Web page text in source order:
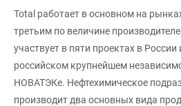
Total работает в основном на
третьим по величине
участвует в пяти проектах в России
российском крупнейшем
НОВАТЭКе. Нефтехимическое
производит два основных вида